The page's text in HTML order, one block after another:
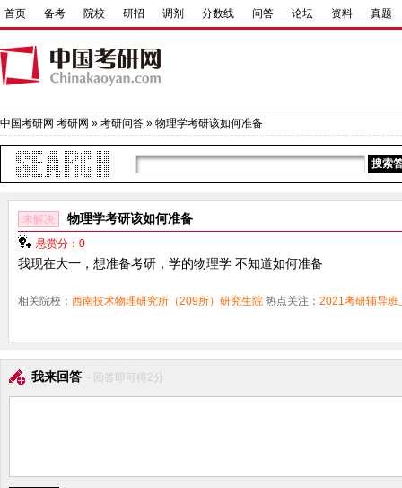
首页 备考 院校 研招 调剂 分数线 问答 论坛 资料 真题
中国考研网 考研网 » 考研问答 » 物理学考研该如何准备
未解决 物理学考研该如何准备
悬赏分：0
我现在大一，想准备考研，学的物理学 不知道如何准备
相关院校： 西南技术物理研究所（209所）研究生院 热点关注： 2021考研辅导班
我来回答 - 回答即可得2分